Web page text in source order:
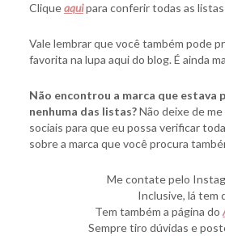
Cliqueaquipara conferir todas as
Vale lembrar que você também pode
favorita na lupa aqui do blog. É ainda
Não encontrou a marca que estava
nenhuma das listas?Não deixe de me
sociais para que eu possa verificar
sobre a marca que você procura
Me contate pelo
Inclusive, lá tem
Tem também a página do
Sempre tiro dúvidas e